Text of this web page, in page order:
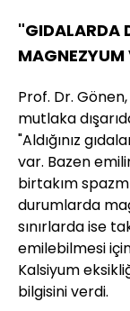
"GIDALARDA
MAGNEZYUM
Prof. Dr.
mutlaka
"Aldığınız
var. Bazen
birtakım
durumlarda
sınırlarda ise
emilebilmesi
Kalsiyum
bilgisini verdi.